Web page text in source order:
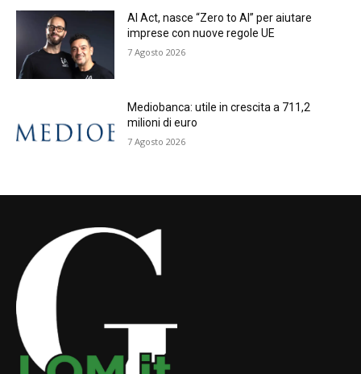
AI Act, nasce “Zero to AI” per aiutare
imprese con nuove regole UE
7 Agosto 2026
Mediobanca: utile in crescita a 711,2
milioni di euro
7 Agosto 2026